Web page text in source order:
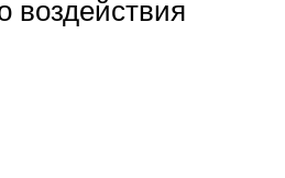
воздействия